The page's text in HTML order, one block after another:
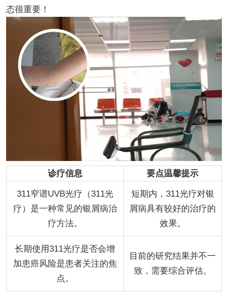
态很重要！
诊疗信息 要点温馨提示
311窄谱UVB光疗（311光
疗）是一种常见的银屑病治
疗方法。
短期内，311光疗对银
屑病具有较好的治疗的
效果。
长期使用311光疗是否会增
加患癌风险是患者关注的焦
点。
目前的研究结果并不一
致，需要综合评估。